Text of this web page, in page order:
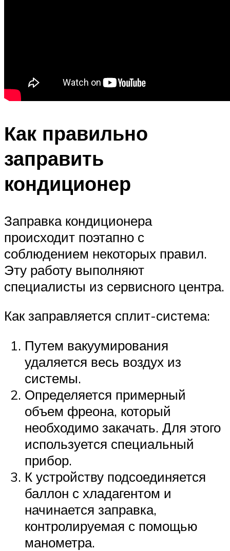
Как правильно
заправить
кондиционер
Заправка кондиционера
происходит поэтапно с
соблюдением некоторых правил.
Эту работу выполняют
специалисты из сервисного центра.
Как заправляется сплит-система:
Путем вакуумирования
удаляется весь воздух из
системы.
Определяется примерный
объем фреона, который
необходимо закачать. Для этого
используется специальный
прибор.
К устройству подсоединяется
баллон с хладагентом и
начинается заправка,
контролируемая с помощью
манометра.